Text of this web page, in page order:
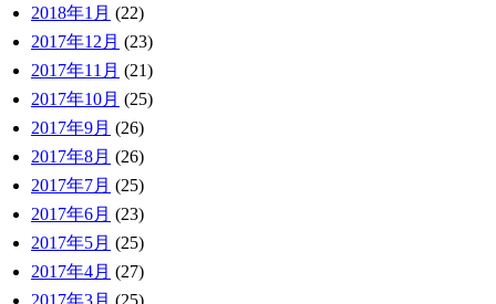
2018年1月 (22)
2017年12月 (23)
2017年11月 (21)
2017年10月 (25)
2017年9月 (26)
2017年8月 (26)
2017年7月 (25)
2017年6月 (23)
2017年5月 (25)
2017年4月 (27)
2017年3月 (25)